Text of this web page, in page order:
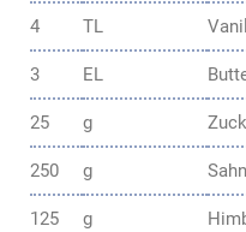
4 TL
3 EL
25 g
250 g
125 g